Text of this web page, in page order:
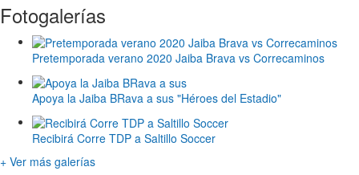
Fotogalerías
Pretemporada verano 2020 Jaiba Brava vs Correcaminos
Apoya la Jaiba BRava a sus "Héroes del Estadio"
Recibirá Corre TDP a Saltillo Soccer
+ Ver más galerías